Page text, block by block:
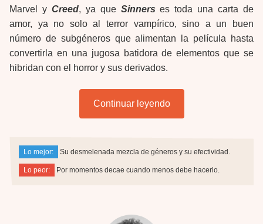
Marvel y Creed, ya que Sinners es toda una carta de
amor, ya no solo al terror vampírico, sino a un buen
número de subgéneros que alimentan la película hasta
convertirla en una jugosa batidora de elementos que se
hibridan con el horror y sus derivados.
Continuar leyendo
Lo mejor: Su desmelenada mezcla de géneros y su efectividad.
Lo peor: Por momentos decae cuando menos debe hacerlo.